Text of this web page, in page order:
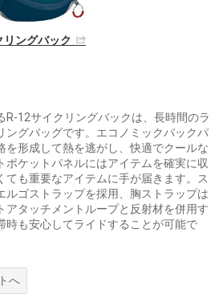
リングバック
R-12サイクリングバックは、長時間のラ
ングバッグです。エコノミックバックパ
を形成して熱を逃がし、快適でクールな
ポケットパネルにはアイテムを確実に収
ても重要なアイテムに手が届きます。ス
ルゴストラップを採用、胸ストラップは
アタッチメントループと反射材を併用す
時も安心してライドすることが可能で
へ